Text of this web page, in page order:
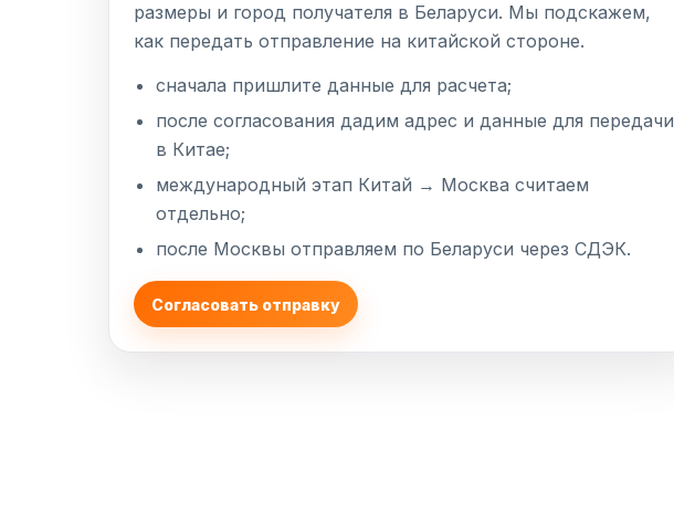
размеры и город получателя в Беларуси. Мы подскажем,
как передать отправление на китайской стороне.
сначала пришлите данные для расчета;
после согласования дадим адрес и данные для передачи
в Китае;
международный этап Китай → Москва считаем
отдельно;
после Москвы отправляем по Беларуси через СДЭК.
Согласовать отправку